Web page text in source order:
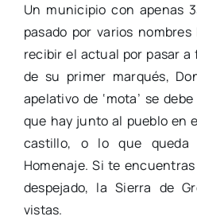
Un municipio con apenas
pasado por varios
recibir el actual por pasar
de su primer marqués,
apelativo de ‘mota’ se
que hay junto al pueblo en
castillo, o lo que
Homenaje. Si te
despejado, la Sierra de
vistas.